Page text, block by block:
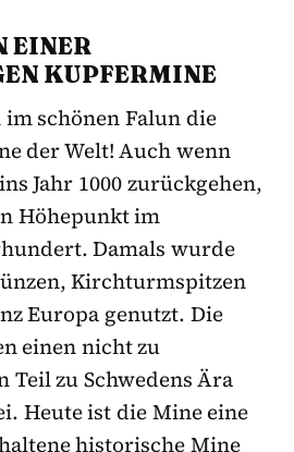
EINER
KUPFERMINE
schönen Falun die
der Welt! Auch wenn
Jahr 1000 zurückgehen,
Höhepunkt im
Damals wurde
Kirchturmspitzen
Europa genutzt. Die
einen nicht zu
Teil zu Schwedens Ära
Heute ist die Mine eine
historische Mine